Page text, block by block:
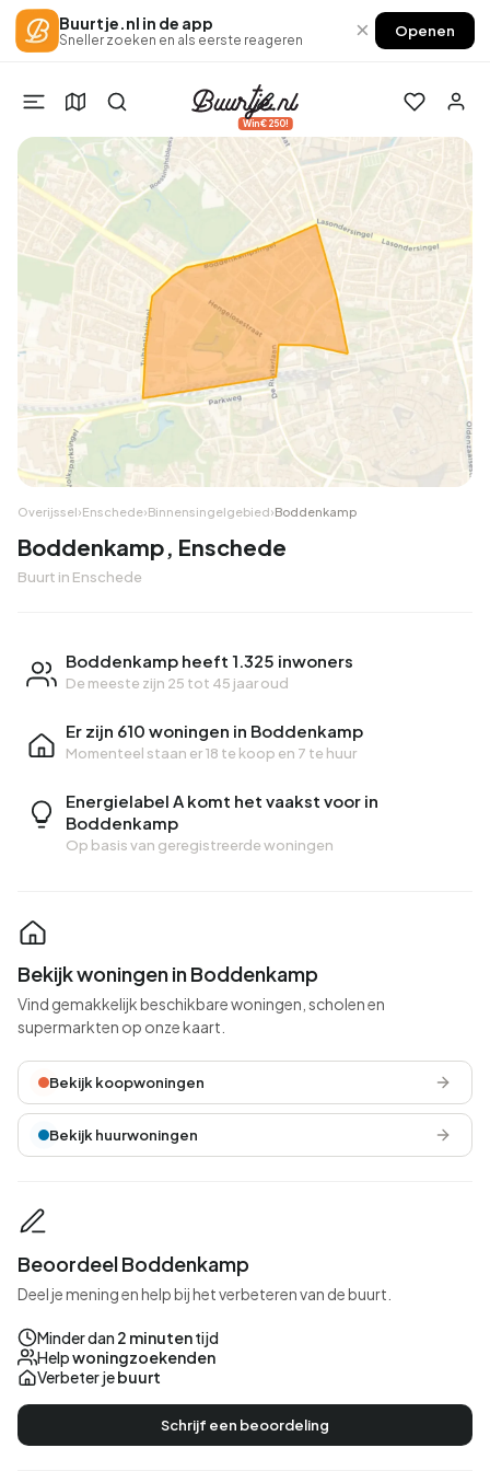
Buurtje.nl in de app
Sneller zoeken en als eerste reageren × Openen
Win €250!
Overijssel›Enschede›Binnensingelgebied›Boddenkamp
Boddenkamp, Enschede
Buurt in Enschede
Boddenkamp heeft 1.325 inwoners
De meeste zijn 25 tot 45 jaar oud
Er zijn 610 woningen in Boddenkamp
Momenteel staan er18 te koop en 7 te huur
Energielabel A komt het vaakst voor in
Boddenkamp
Op basis van geregistreerde woningen
Bekijk woningen in Boddenkamp
Vind gemakkelijk beschikbare woningen, scholen en
supermarkten op onze kaart.
Bekijk koopwoningen
Bekijk huurwoningen
Beoordeel Boddenkamp
Deel je mening en help bij het verbeteren van de buurt.
Minder dan 2 minutentijd
Helpwoningzoekenden
Verbeter jebuurt
Schrijf een beoordeling